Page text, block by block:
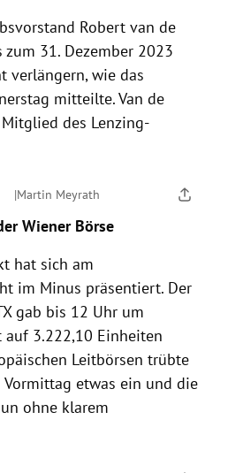
Robert van de
31. Dezember 2023
verlängern, wie das
mitteilte. Van de
des Lenzing-
|Martin Meyrath
Wiener Börse
hat sich am
im Minus präsentiert. Der
gab bis 12 Uhr um
auf 3.222,10 Einheiten
Leitbörsen trübte
etwas ein und die
ohne klarem